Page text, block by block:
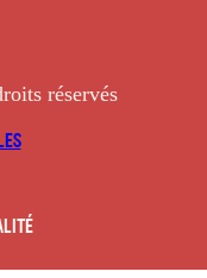
réservés